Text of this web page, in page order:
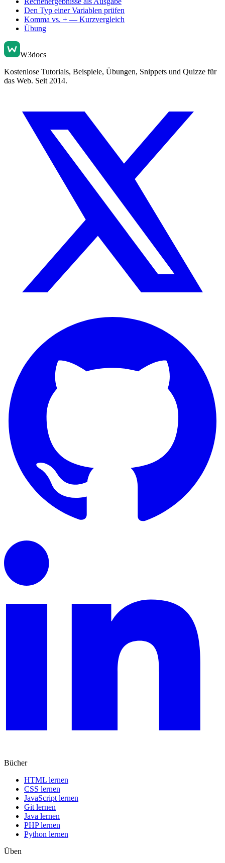
Den Typ einer Variablen prüfen
Komma vs. + — Kurzvergleich
Übung
W3docs
Kostenlose Tutorials, Beispiele, Übungen, Snippets und Quizze für
das Web. Seit 2014.
Bücher
HTML lernen
CSS lernen
JavaScript lernen
Git lernen
Java lernen
PHP lernen
Python lernen
Üben